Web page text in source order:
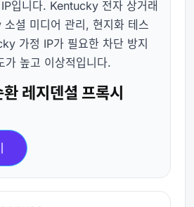
입니다. Kentucky 전자 상거래
셜 미디어 관리, 현지화 테스
가정 IP가 필요한 차단 방지
가 높고 이상적입니다.
레지덴셜 프록시